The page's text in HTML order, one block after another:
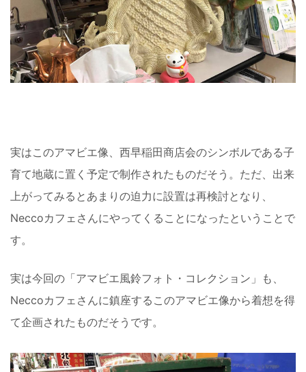
実はこのアマビエ像、西早稲田商店会のシンボルである子
育て地蔵に置く予定で制作されたものだそう。ただ、出来
上がってみるとあまりの迫力に設置は再検討となり、
Neccoカフェさんにやってくることになったということで
す。
実は今回の「アマビエ風鈴フォト・コレクション」も、
Neccoカフェさんに鎮座するこのアマビエ像から着想を得
て企画されたものだそうです。